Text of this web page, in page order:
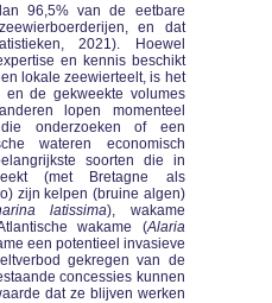
96,5% van de eetbare
en dat
2021). Hoewel
en kennis beschikt
lokale zeewierteelt, is het
en de gekweekte volumes
lopen momenteel
onderzoeken of een
wateren economisch
soorten die in
(met Bretagne als
zijn kelpen (bruine algen)
latissima), wakame
wakame (Alaria
een potentieel invasieve
gekregen van de
concessies kunnen
dat ze blijven werken